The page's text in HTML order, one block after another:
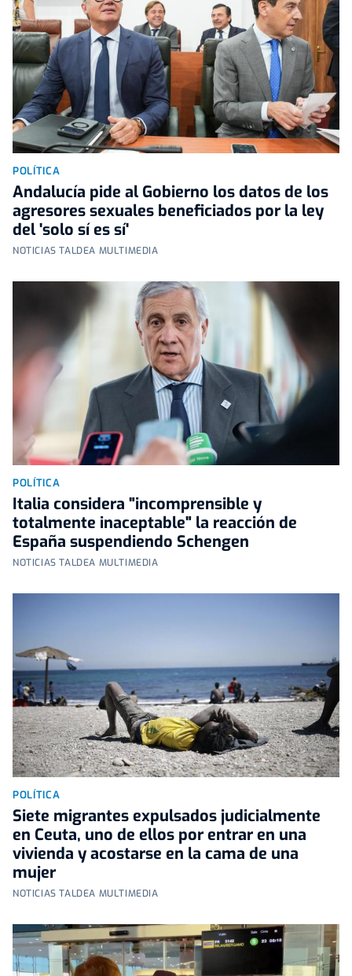
POLÍTICA
Andalucía pide al Gobierno los datos de los
agresores sexuales beneficiados por la ley
del 'solo sí es sí'
NOTICIAS TALDEA MULTIMEDIA
POLÍTICA
Italia considera "incomprensible y
totalmente inaceptable" la reacción de
España suspendiendo Schengen
NOTICIAS TALDEA MULTIMEDIA
POLÍTICA
Siete migrantes expulsados judicialmente
en Ceuta, uno de ellos por entrar en una
vivienda y acostarse en la cama de una
mujer
NOTICIAS TALDEA MULTIMEDIA